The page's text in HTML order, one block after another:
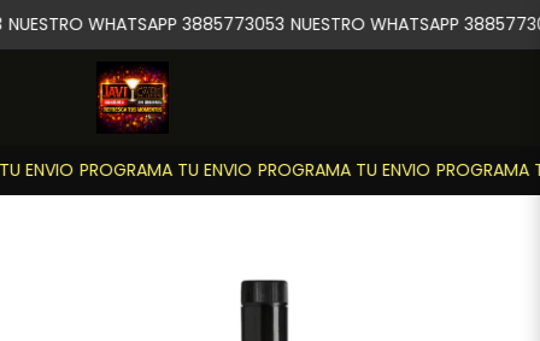
ENVIO PROGRAMA TU ENVIO PROGRAMA TU ENVIO PROGRAMA
NUESTRO WHATSAPP 3885773053 NUESTRO WHATSAPP